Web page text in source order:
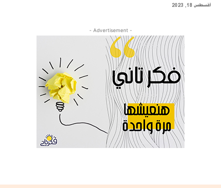
أغسطس 18, 2023
- Advertisement -